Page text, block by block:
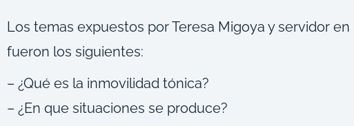
Los temas expuestos por Teresa Migoya y servidor
fueron los siguientes:
– ¿Qué es la inmovilidad tónica?
– ¿En que situaciones se produce?